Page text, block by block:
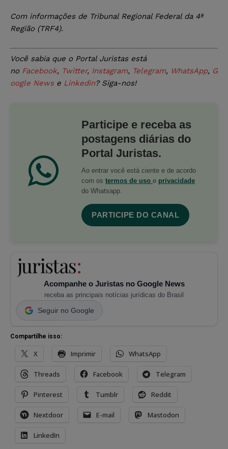
Com informações de Tribunal Regional Federal da 4ª
Região (TRF4).
Você sabia que o Portal Juristas está
no Facebook, Twitter, Instagram, Telegram, WhatsApp, G
oogle Newse Linkedin? Siga-nos!
Participe e receba as
postagens diárias do
Portal Juristas.
Ao entrar você está ciente e de acordo
com os termos de uso e privacidade
do Whatsapp.
PARTICIPE DO CANAL
Acompanhe o Juristas no Google News
receba as principais notícias jurídicas do Brasil
Seguir no Google
Compartilhe isso:
X Imprimir WhatsApp
Threads Facebook Telegram
Pinterest Tumblr Reddit
Nextdoor E-mail Mastodon
LinkedIn